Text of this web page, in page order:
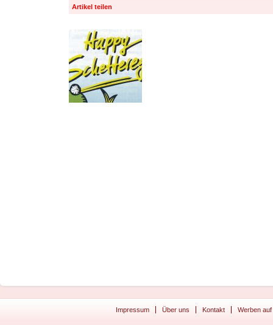
Artikel teilen
Impressum Über uns Kontakt Werben